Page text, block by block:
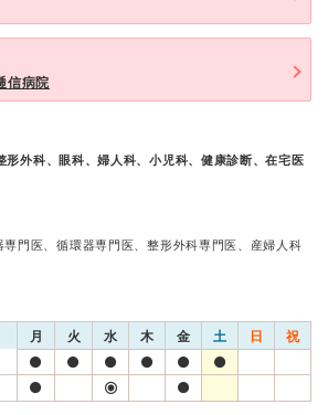
信病院
形外科、眼科、婦人科、小児科、健康診断、在宅医
門医、循環器専門医、整形外科専門医、産婦人科
月 火 水 木 金 土 日 祝